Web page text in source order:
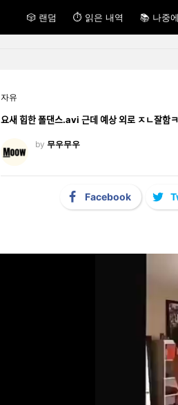
🎲 랜덤 ⏱ 읽은 내역 📚 나중
자유
요새 힙한 폴댄스.avi 근데 예상 외로
by 무우무우
Facebook